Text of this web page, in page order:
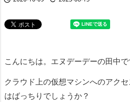
こんにちは。エヌデーデーの田中で
クラウド上の仮想マシンへのアク
はばっちりでしょうか？